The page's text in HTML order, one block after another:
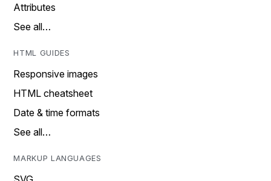
Attributes
See all…
HTML GUIDES
Responsive images
HTML cheatsheet
Date & time formats
See all…
MARKUP LANGUAGES